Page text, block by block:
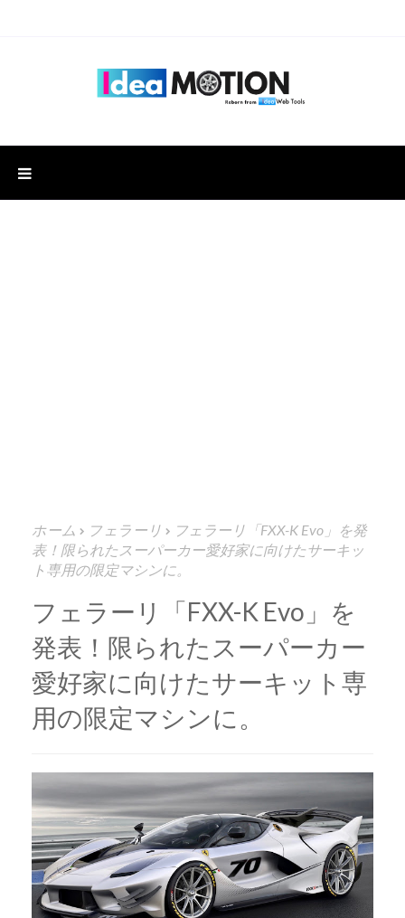
ホーム フェラーリ
フェラーリ「FXX-K Evo」を発
表！限られたスーパーカー愛好家に向けたサーキッ
ト専用の限定マシンに。
フェラーリ「FXX-K Evo」を
発表！限られたスーパーカー
愛好家に向けたサーキット専
用の限定マシンに。